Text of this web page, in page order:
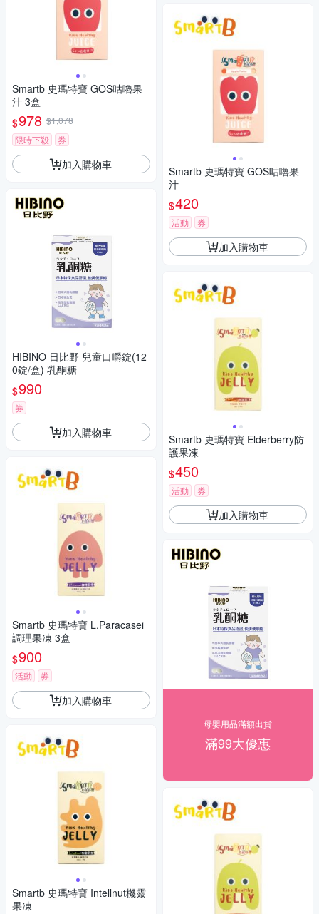
Smartb 史瑪特寶 GOS咕嚕果
汁 3盒
$978 $1,078
限時下殺
券
加入購物車
HIBINO 日比野 兒童口嚼錠(12
0錠/盒) 乳酮糖
$990
券
加入購物車
Smartb 史瑪特寶 L.Paracasei
調理果凍 3盒
$900
活動 券
加入購物車
Smartb 史瑪特寶 Intellnut機靈
果凍
Smartb 史瑪特寶 GOS咕嚕果
汁
$420
活動 券
加入購物車
Smartb 史瑪特寶 Elderberry防
護果凍
$450
活動 券
加入購物車
母嬰用品滿額出貨
滿99大優惠